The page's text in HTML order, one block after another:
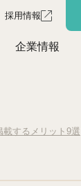
採用情報
企業情報
載するメリット9選